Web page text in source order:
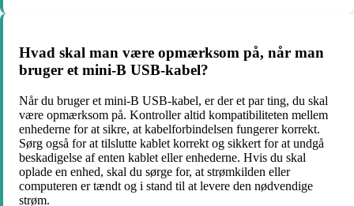
Hvad skal man være opmærksom på, når man
bruger et mini-B USB-kabel?
Når du bruger et mini-B USB-kabel, er der et par ting, du skal
være opmærksom på. Kontroller altid kompatibiliteten mellem
enhederne for at sikre, at kabelforbindelsen fungerer korrekt.
Sørg også for at tilslutte kablet korrekt og sikkert for at undgå
beskadigelse af enten kablet eller enhederne. Hvis du skal
oplade en enhed, skal du sørge for, at strømkilden eller
computeren er tændt og i stand til at levere den nødvendige
strøm.